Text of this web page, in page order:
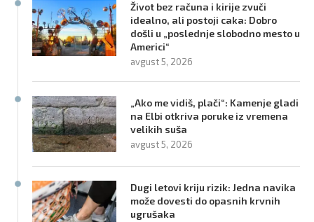
Život bez računa i kirije zvuči
idealno, ali postoji caka: Dobro
došli u „poslednje slobodno mesto u
Americi“
avgust 5, 2026
„Ako me vidiš, plači“: Kamenje gladi
na Elbi otkriva poruke iz vremena
velikih suša
avgust 5, 2026
Dugi letovi kriju rizik: Jedna navika
može dovesti do opasnih krvnih
ugrušaka